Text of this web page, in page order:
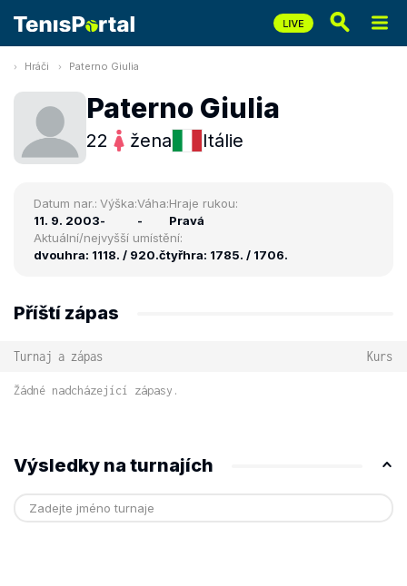
Hráči Paterno Giulia
Paterno Giulia
22 žena Itálie
Datum nar.:
11. 9. 2003
Výška:
-
Váha:
-
Hraje rukou:
Pravá
Aktuální/nejvyšší umístění:
dvouhra: 1118. / 920.čtyřhra: 1785. / 1706.
Příští zápas
Turnaj a zápas Kurs
Žádné nadcházející zápasy.
Výsledky na turnajích